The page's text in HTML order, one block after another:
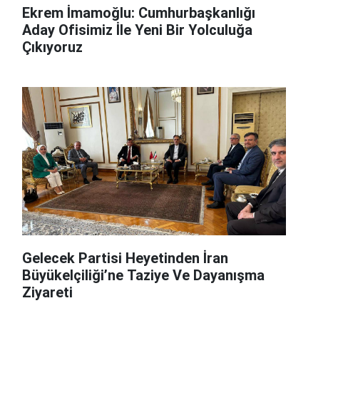
Ekrem İmamoğlu: Cumhurbaşkanlığı
Aday Ofisimiz İle Yeni Bir Yolculuğa
Çıkıyoruz
Gelecek Partisi Heyetinden İran
Büyükelçiliği’ne Taziye Ve Dayanışma
Ziyareti